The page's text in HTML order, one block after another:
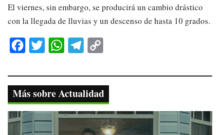
El viernes, sin embargo, se producirá un cambio drástico
con la llegada de lluvias y un descenso de hasta 10 grados.
Fa
bo
ok
T
tte
r
W
ts
A
pp
Te
gr
a
m
y
Li
nk
Más sobre Actualidad